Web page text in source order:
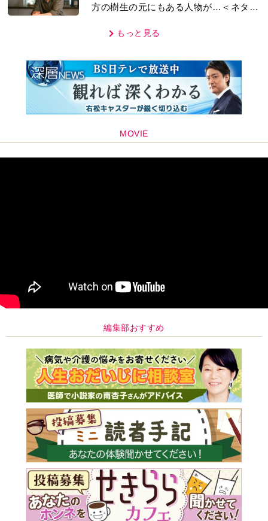
方の樹生の元にもある人物が…＜ネタバ
もっと見る
MOVIE
編集部おすすめ